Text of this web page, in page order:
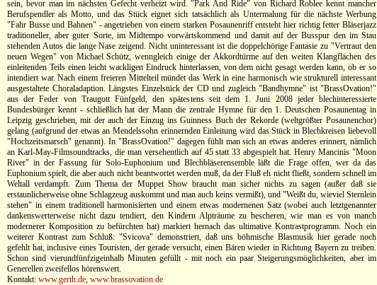
sein, bevor man im nächsten Gefecht verheizt wird. "Park And Ride" von Richard Roblee kennt mancher
Berufspendler als Motto, und das Stück eignet sich tatsächlich als Untermalung für die nächste Werbung
"Fahr Busse und Bahnen" - angetrieben von einem starken Posaunenriff entsteht hier richtig fetter Bläserjazz
traditioneller, aber guter Sorte, im Midtempo vorwärtskommend und damit auf der Busspur den im Stau
stehenden Autos die lange Nase zeigend. Nicht uninteressant ist die doppelchörige Fantasie zu "Vertraut den
neuen Wegen" von Michael Schütz, wenngleich einige der Akkordtürme auf den weiten Klangflächen des
einleitenden Teils einen leicht wackligen Eindruck hinterlassen, von dem nicht gesagt werden kann, ob er so
intendiert war. Nach einem freieren Mittelteil mündet das Werk in eine harmonisch wie strukturell interessant
ausgestaltete Choraladaption. Längstes Einzelstück der CD und zugleich "Bandhymne" ist "BrassOvation!"
aus der Feder von Traugott Fünfgeld, den spätestens seit dem 1. Juni 2008 jeder blechinteressierte
Bundesbürger kennt - schließlich hat der Mann die zentrale Hymne für den 1. Deutschen Posaunentag in
Leipzig geschrieben, mit der auch der Einzug ins Guinness Buch der Rekorde (weltgrößter Posaunenchor)
gelang (aufgrund der etwas an Mendelssohn erinnernden Einleitung wird das Stück in Blechkreisen liebevoll
"Hochzeitsmarsch" genannt). In "BrassOvation!" dagegen fühlt man sich an etwas anderes erinnert, nämlich
an Karl-May-Filmsoundtracks, die man versehentlich auf 45 statt 33 abgespielt hat. Henry Mancinis "Moon
River" in der Fassung für Solo-Euphonium und Blechbläserensemble läßt die Frage offen, wer da das
Euphonium spielt, die aber auch nicht beantwortet werden muß, da der Fluß eh nicht fließt, sondern schnell im
Weltall verdampft. Zum Thema der Muppet Show braucht man sicher nichts zu sagen (außer daß sie
erstaunlicherweise ohne Schlagzeug auskommt und man auch keins vermißt), und "Weißt du, wieviel Sternlein
stehen" in einem traditionell harmonisierten und einem etwas modernenen Satz (wobei auch letztgenannter
dankenswerterweise nicht dazu tendiert, den Kindern Alpträume zu bescheren, wie man es von manch
modernerer Komposition zu befürchten hat) markiert hernach das ultimative Kontrastprogramm. Noch ein
weiterer Kontrast zum Schluß: "Svicova" demonstriert, daß uns böhmische Blasmusik hier gerade noch
gefehlt hat, inclusive eines Touristen, der gerade versucht, einen Bären wieder in Richtung Bayern zu treiben.
Schon sind vierundfünfzigeinhalb Minuten gefüllt - mit noch ein paar Steigerungsmöglichkeiten, aber im
Generellen zweifellos hörenswert.
Kontakt: www.gerth.de, www.brassovation.de